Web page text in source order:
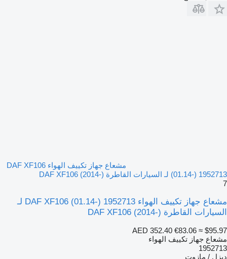
مشعاع جهاز تكييف الهواء DAF XF106
(01.14-) 1952713 لـ السيارات القاطرة DAF XF106 (2014-)
7
مشعاع جهاز تكييف الهواء DAF XF106 (01.14-) 1952713 لـ
السيارات القاطرة DAF XF106 (2014-)
AED 352.40 €83.06 ≈ $95.97
مشعاع جهاز تكييف الهواء
1952713
ديزل / مازوت